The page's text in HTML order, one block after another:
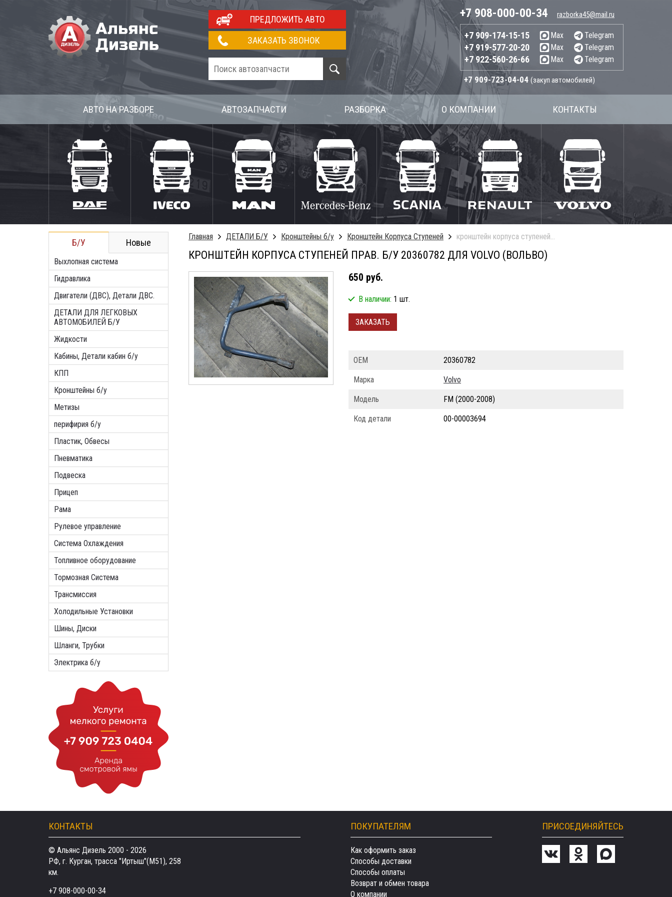
ПРЕДЛОЖИТЬ АВТО
ЗАКАЗАТЬ ЗВОНОК
+7 908-000-00-34 razborka45@mail.ru
+7 909-174-15-15 Max Telegram
+7 919-577-20-20 Max Telegram
+7 922-560-26-66 Max Telegram
+7 909-723-04-04 (закуп автомобилей)
АВТО НА РАЗБОРЕ АВТОЗАПЧАСТИ РАЗБОРКА О КОМПАНИИ КОНТАКТЫ
Б/У Новые
Выхлопная система
Гидравлика
Двигатели (ДВС), Детали ДВС.
ДЕТАЛИ ДЛЯ ЛЕГКОВЫХ
АВТОМОБИЛЕЙ Б/У
Жидкости
Кабины, Детали кабин б/у
КПП
Кронштейны б/у
Метизы
перифирия б/у
Пластик, Обвесы
Пневматика
Подвеска
Прицеп
Рама
Рулевое управление
Система Охлаждения
Топливное оборудование
Тормозная Система
Трансмиссия
Холодильные Установки
Шины, Диски
Шланги, Трубки
Электрика б/у
Главная ДЕТАЛИ Б/У Кронштейны б/у Кронштейн Корпуса Ступеней кронштейн корпуса ступеней прав. б/у
КРОНШТЕЙН КОРПУСА СТУПЕНЕЙ ПРАВ. Б/У 20360782 ДЛЯ VOLVO (ВОЛЬВО)
650 руб.
В наличии: 1 шт.
ЗАКАЗАТЬ
ОЕМ 20360782
Марка Volvo
Модель FM (2000-2008)
Код детали 00-00003694
КОНТАКТЫ
© Альянс Дизель 2000 - 2026
РФ, г. Курган, трасса "Иртыш"(М51), 258
км.
+7 908-000-00-34
ПОКУПАТЕЛЯМ
Как оформить заказ
Способы доставки
Способы оплаты
Возврат и обмен товара
О компании
ПРИСОЕДИНЯЙТЕСЬ